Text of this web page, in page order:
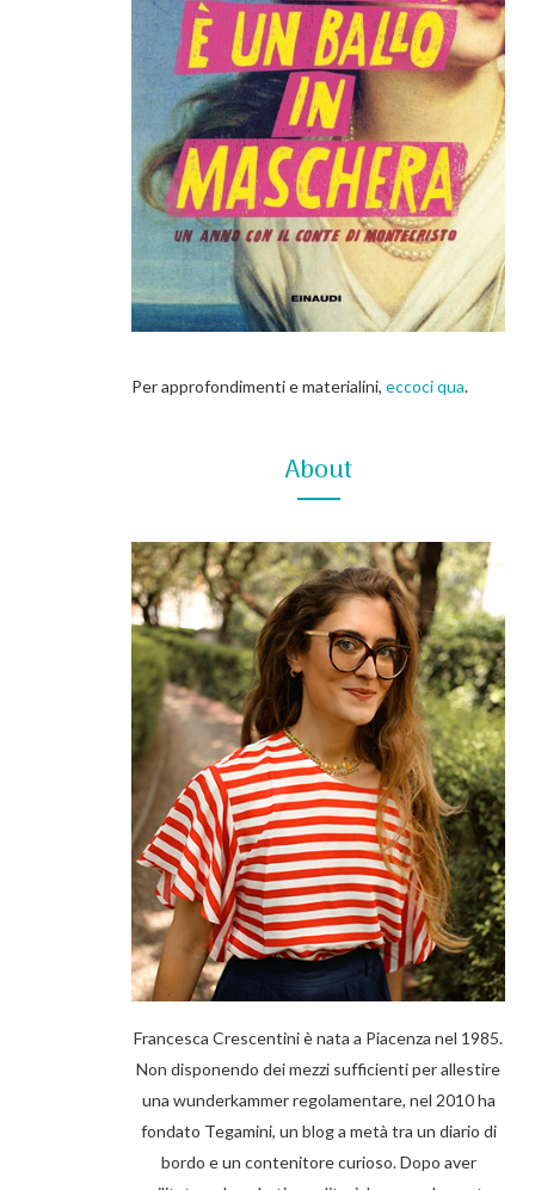
Per approfondimenti e materialini, eccoci qua.
About
Francesca Crescentini è nata a Piacenza nel 1985.
Non disponendo dei mezzi sufficienti per allestire
una wunderkammer regolamentare, nel 2010 ha
fondato Tegamini, un blog a metà tra un diario di
bordo e un contenitore curioso. Dopo aver